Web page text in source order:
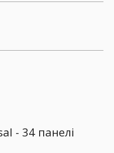
- 34 панелі